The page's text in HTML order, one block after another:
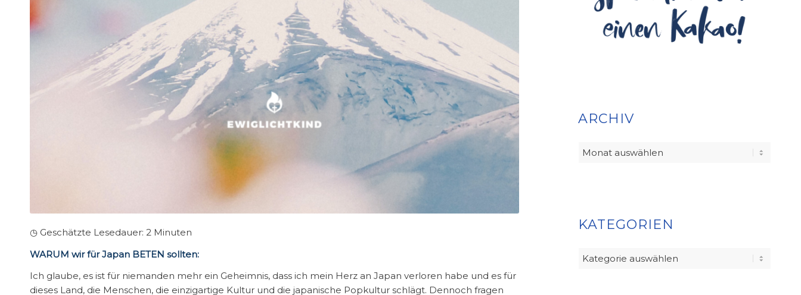
◷ Geschätzte Lesedauer: 2 Minuten
WARUM wir für Japan BETEN sollten:
Ich glaube, es ist für niemanden mehr ein Geheimnis, dass ich mein Herz an Japan verloren habe und es für
dieses Land, die Menschen, die einzigartige Kultur und die japanische Popkultur schlägt. Dennoch fragen
ARCHIV
KATEGORIEN
Kategorien